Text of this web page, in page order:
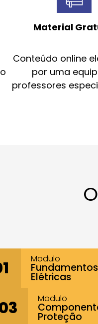
Material
Conteúdo online
por uma
professores
Modulo
Elétricas
Modulo
Proteção